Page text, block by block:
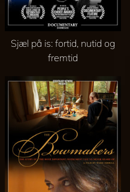
Sjæl på is: fortid, nutid og
fremtid